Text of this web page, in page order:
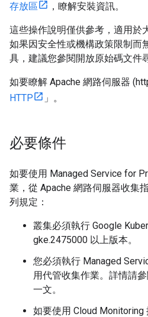
存放區
，瞭解安裝資訊。
這些操作說明僅供參考，適用於
如果因安全性或機構政策限制而
具，建議您參閱開放原始碼文件
如要瞭解 Apache 網路伺服器
HTTP
」。
必要條件
如要使用 Managed Service for
業，從 Apache 網路伺服器收集
列規定：
叢集必須執行 Google
gke.2475000 以上版本。
您必須執行 Managed
用代管收集作業。詳情請
一文。
如要使用 Cloud